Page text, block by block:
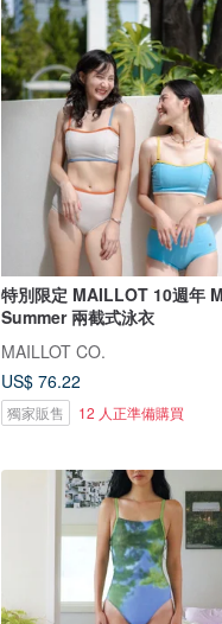
特別限定 MAILLOT 10週年
Summer 兩截式泳衣
MAILLOT CO.
US$ 76.22
獨家販售 12 人正準備購買